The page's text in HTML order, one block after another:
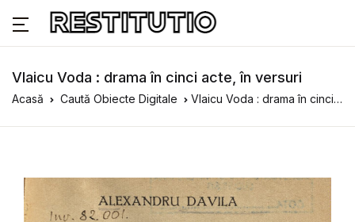
Vlaicu Voda : drama în cinci acte, în versuri
Acasă Caută Obiecte Digitale Vlaicu Voda : drama în cinci acte, în versuri